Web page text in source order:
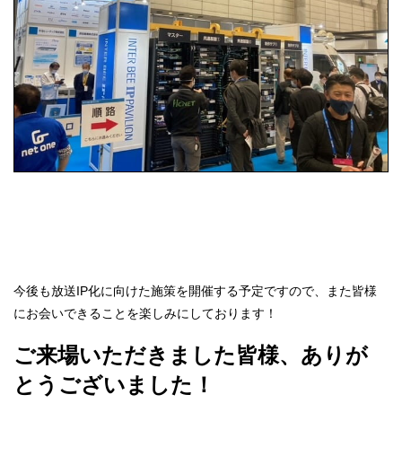
今後も放送IP化に向けた施策を開催する予定ですので、また皆様
にお会いできることを楽しみにしております！
ご来場いただきました皆様、ありが
とうございました！